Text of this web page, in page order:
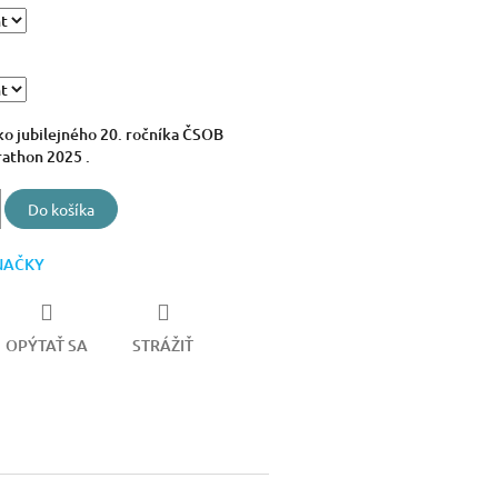
jubilejného 20. ročníka ČSOB
2025 .
Do košíka
OPÝTAŤ SA STRÁŽIŤ